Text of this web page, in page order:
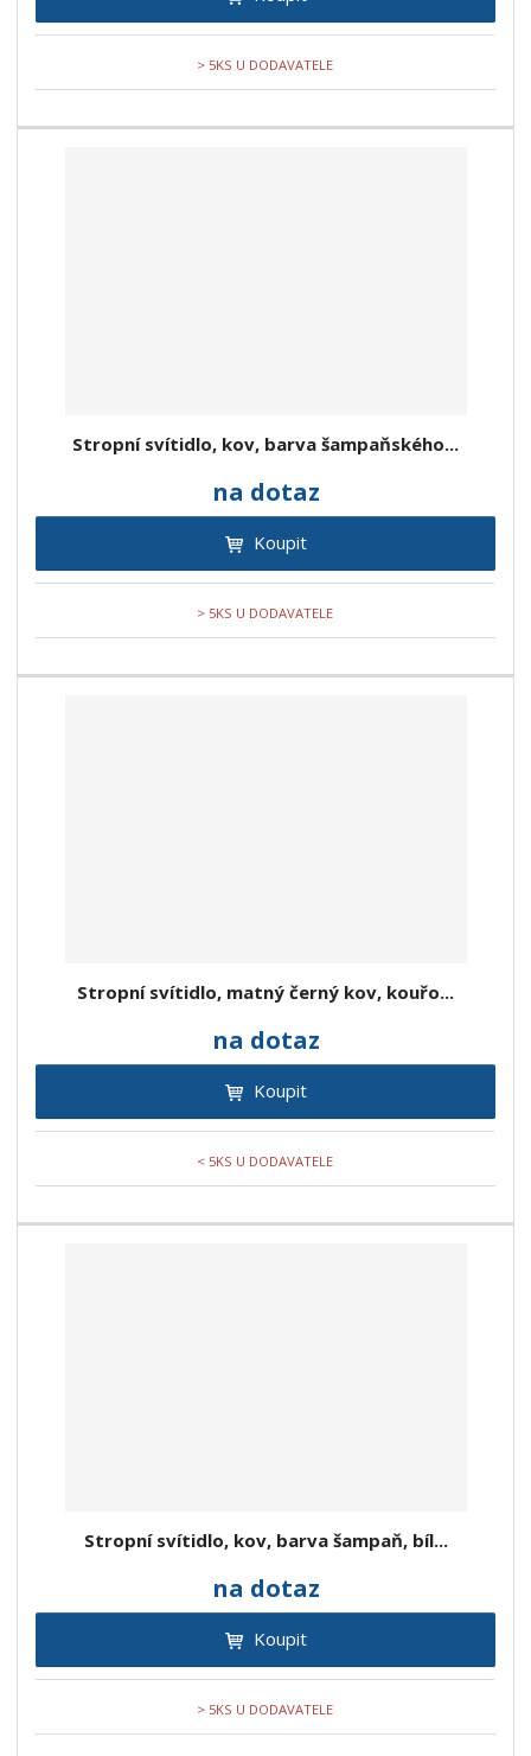
> 5KS U DODAVATELE
Stropní svítidlo, kov, barva šampaňského...
na dotaz
Koupit
> 5KS U DODAVATELE
Stropní svítidlo, matný černý kov, kouřo...
na dotaz
Koupit
< 5KS U DODAVATELE
Stropní svítidlo, kov, barva šampaň, bíl...
na dotaz
Koupit
> 5KS U DODAVATELE